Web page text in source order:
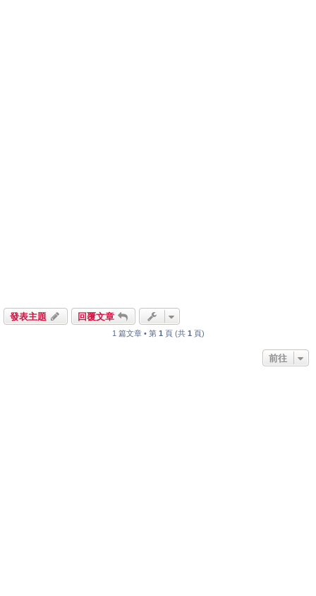
發表主題 回覆文章
1 篇文章 • 第 1頁 (共 1頁)
前往